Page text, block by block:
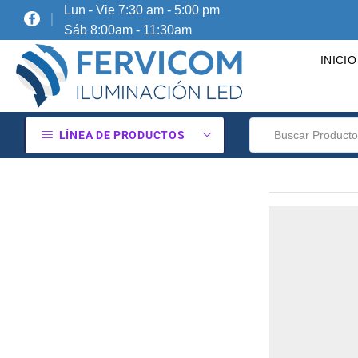
Lun - Vie 7:30 am - 5:00 pm
Sáb 8:00am - 11:30am
INICIO
LÍNEA DE PRODUCTOS